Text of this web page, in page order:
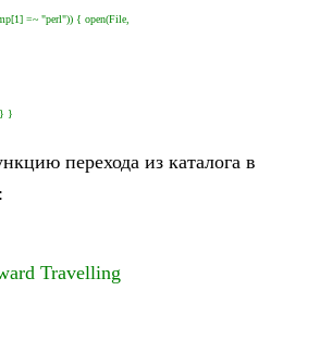
=~ "perl")) { open(File,
} }
перехода из каталога в
Travelling